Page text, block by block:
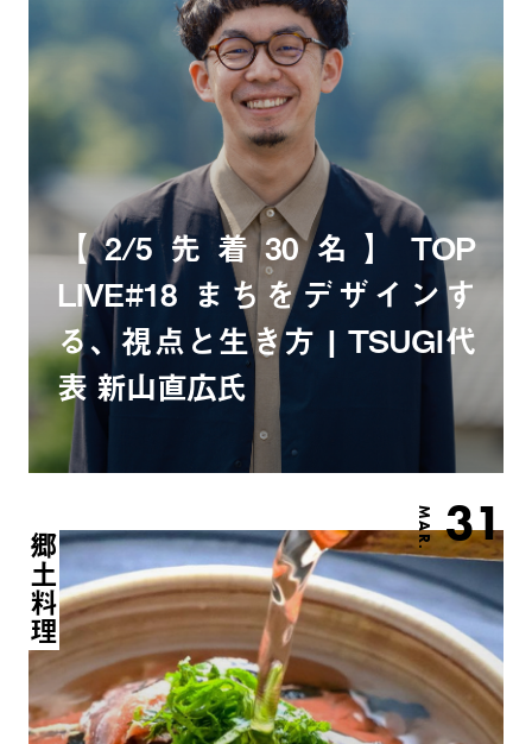
【2/5先着30名】TOP
LIVE#18 まちをデザインす
る、視点と生き方 | TSUGI代
表 新山直広氏
MAR. 31
郷土料理